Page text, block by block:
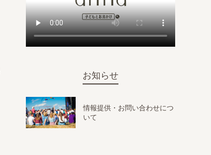
お知らせ
情報提供・お問い合わせにつ
いて